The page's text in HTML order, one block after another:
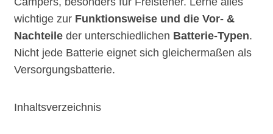
wichtige zur Funktionsweise und die Vor- &
Nachteile der unterschiedlichen Batterie-Typen.
Nicht jede Batterie eignet sich gleichermaßen als
Versorgungsbatterie.
Inhaltsverzeichnis